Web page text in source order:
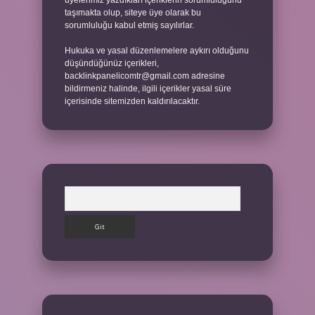
taşımakta olup, siteye üye olarak bu
sorumluluğu kabul etmiş sayılırlar.
Hukuka ve yasal düzenlemelere aykırı olduğunu
düşündüğünüz içerikleri,
backlinkpanelicomtr@gmail.com adresine
bildirmeniz halinde, ilgili içerikler yasal süre
içerisinde sitemizden kaldırılacaktır.